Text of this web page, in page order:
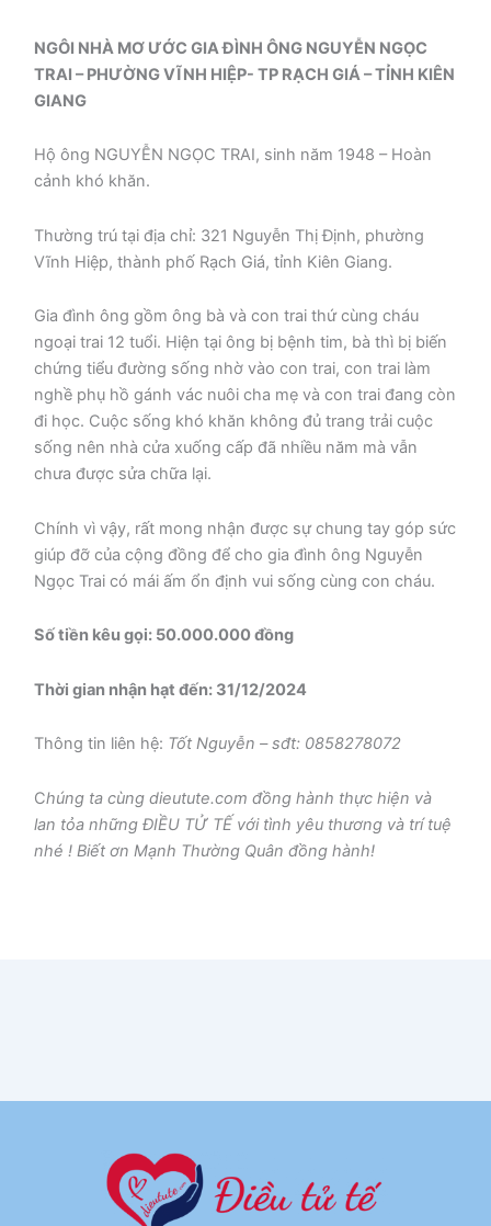
NGÔI NHÀ MƠ ƯỚC GIA ĐÌNH ÔNG NGUYỄN NGỌC
TRAI – PHƯỜNG VĨNH HIỆP- TP RẠCH GIÁ – TỈNH KIÊN
GIANG
Hộ ông NGUYỄN NGỌC TRAI, sinh năm 1948 – Hoàn
cảnh khó khăn.
Thường trú tại địa chỉ: 321 Nguyễn Thị Định, phường
Vĩnh Hiệp, thành phố Rạch Giá, tỉnh Kiên Giang.
Gia đình ông gồm ông bà và con trai thứ cùng cháu
ngoại trai 12 tuổi. Hiện tại ông bị bệnh tim, bà thì bị biến
chứng tiểu đường sống nhờ vào con trai, con trai làm
nghề phụ hồ gánh vác nuôi cha mẹ và con trai đang còn
đi học. Cuộc sống khó khăn không đủ trang trải cuộc
sống nên nhà cửa xuống cấp đã nhiều năm mà vẫn
chưa được sửa chữa lại.
Chính vì vậy, rất mong nhận được sự chung tay góp sức
giúp đỡ của cộng đồng để cho gia đình ông Nguyễn
Ngọc Trai có mái ấm ổn định vui sống cùng con cháu.
Số tiền kêu gọi: 50.000.000 đồng
Thời gian nhận hạt đến: 31/12/2024
Thông tin liên hệ: Tốt Nguyễn – sđt: 0858278072
Chúng ta cùng dieutute.com đồng hành thực hiện và
lan tỏa những ĐIỀU TỬ TẾ với tình yêu thương và trí tuệ
nhé ! Biết ơn Mạnh Thường Quân đồng hành!